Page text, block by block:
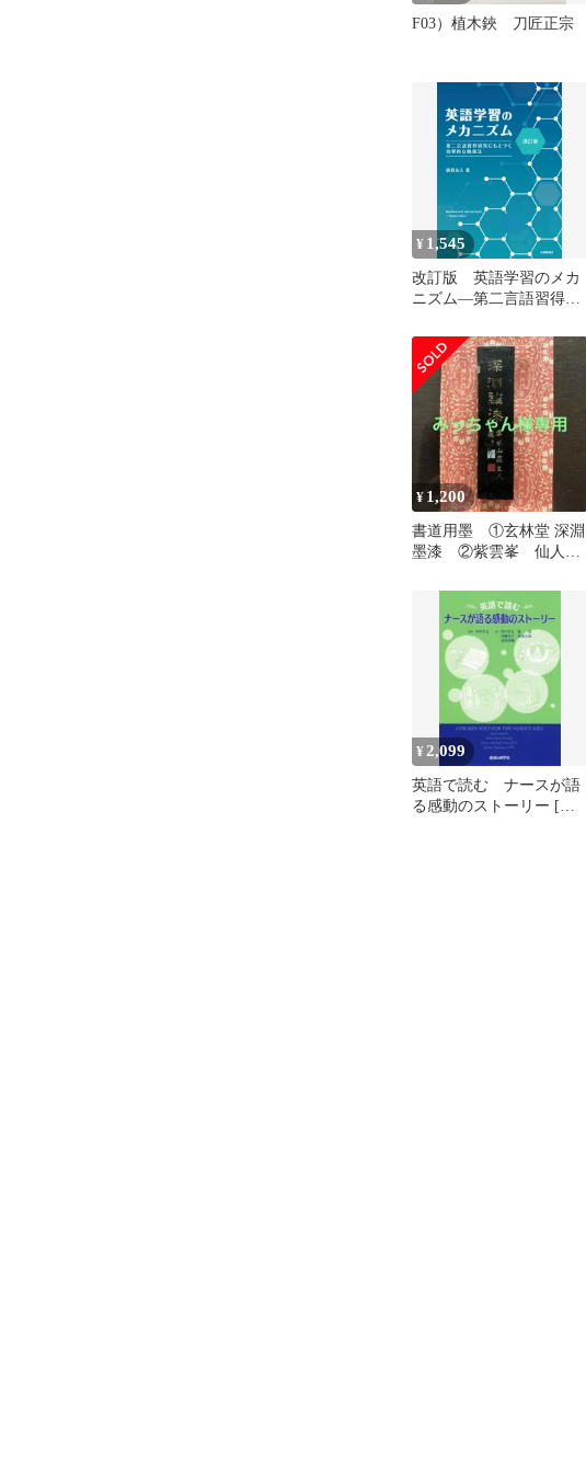
F03）植木鋏 刀匠正宗
¥ 1,545
改訂版 英語学習のメカ
ニズム―第二言語習得研
強法
¥ 1,200
書道用墨 ①玄林堂 深淵
墨漆 ②紫雲峯 仙人
¥2,099
英語で読む ナースが語
る感動のストーリー [大